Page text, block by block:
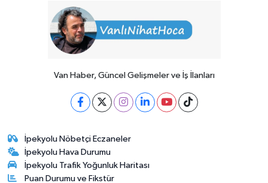
Van Haber, Güncel Gelişmeler ve İş İlanları
İpekyolu Nöbetçi Eczaneler
İpekyolu Hava Durumu
İpekyolu Trafik Yoğunluk Haritası
Puan Durumu ve Fikstür